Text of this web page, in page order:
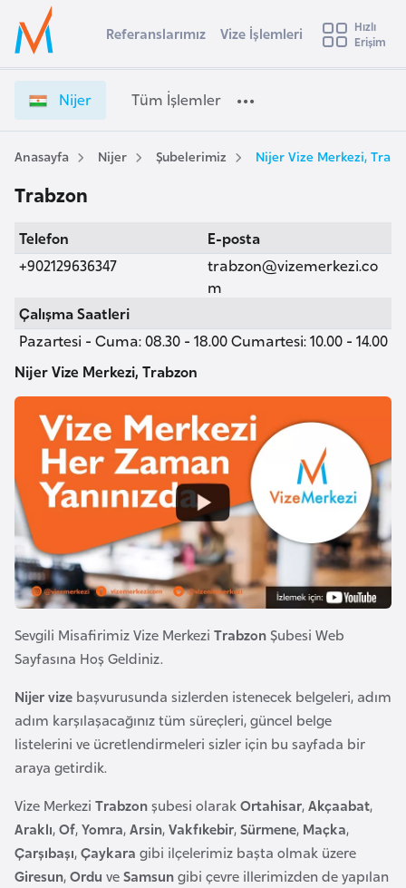
Ülke Seçimi
Başvuru yapmak istediğiniz ülkeyi seçin
Üye
Girişi
i
r
V
ş
m
e
r
e
Referanslarımız Vize İşlemleri
Hızlı
Erişim
Nijer Tüm İşlemler
Anasayfa Nijer Şubelerimiz Nijer Vize Merkezi,
Trabzon
Telefon
+902129636347
E-posta
trabzon@vizemerkezi.co
m
Çalışma Saatleri
Pazartesi - Cuma: 08.30 - 18.00 Cumartesi: 10.00 - 14.00
Nijer Vize Merkezi, Trabzon
Sevgili Misafirimiz Vize Merkezi TrabzonŞubesi Web
Sayfasına Hoş Geldiniz.
Nijer vize başvurusunda sizlerden istenecek belgeleri, adım
adım karşılaşacağınız tüm süreçleri, güncel belge
listelerini ve ücretlendirmeleri sizler için bu sayfada bir
araya getirdik.
Vize Merkezi Trabzonşubesi olarakOrtahisar,Akçaabat,
Araklı,Of,Yomra,Arsin,Vakfıkebir,Sürmene, Maçka,
Çarşıbaşı,Çaykara gibi ilçelerimiz başta olmak üzere
Giresun,Ordu veSamsungibi çevre illerimizden de yapılan
s
t
r
a
v
u
t
u
r
r
b
a
y
c
a
B
a
h
r
e
y
n